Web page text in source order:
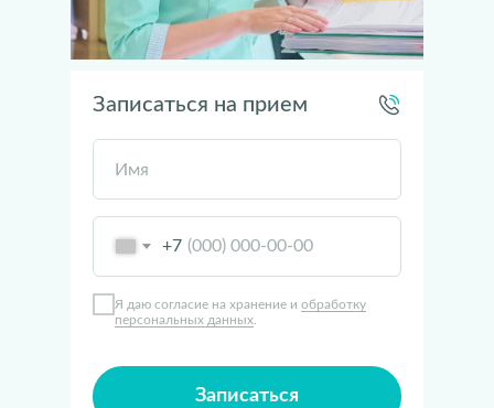
Записаться на прием
Имя
+7
Я даю согласие на хранение и обработку
персональных данных
Записаться